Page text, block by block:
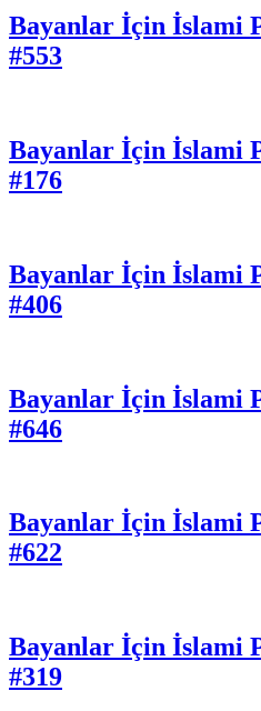
Bayanlar İçin İslami
#553
Bayanlar İçin İslami
#176
Bayanlar İçin İslami
#406
Bayanlar İçin İslami
#646
Bayanlar İçin İslami
#622
Bayanlar İçin İslami
#319